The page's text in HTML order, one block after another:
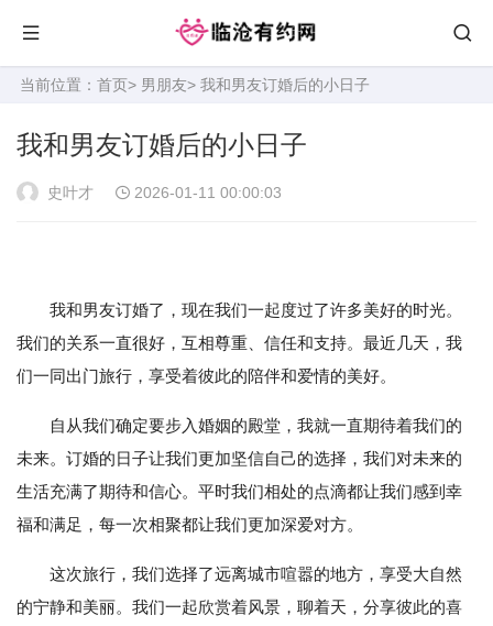
当前位置： 首页> 男朋友> 我和男友订婚后的小日子
我和男友订婚后的小日子
史叶才 2026-01-11 00:00:03
我和男友订婚了，现在我们一起度过了许多美好的时光。
我们的关系一直很好，互相尊重、信任和支持。最近几天，我
们一同出门旅行，享受着彼此的陪伴和爱情的美好。
自从我们确定要步入婚姻的殿堂，我就一直期待着我们的
未来。订婚的日子让我们更加坚信自己的选择，我们对未来的
生活充满了期待和信心。平时我们相处的点滴都让我们感到幸
福和满足，每一次相聚都让我们更加深爱对方。
这次旅行，我们选择了远离城市喧嚣的地方，享受大自然
的宁静和美丽。我们一起欣赏着风景，聊着天，分享彼此的喜